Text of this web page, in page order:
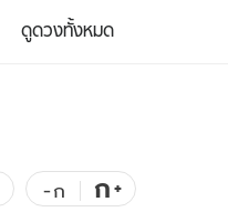
คลิป
พอดแคสต์
ดูดวงทั้งหมด
-ก ก+